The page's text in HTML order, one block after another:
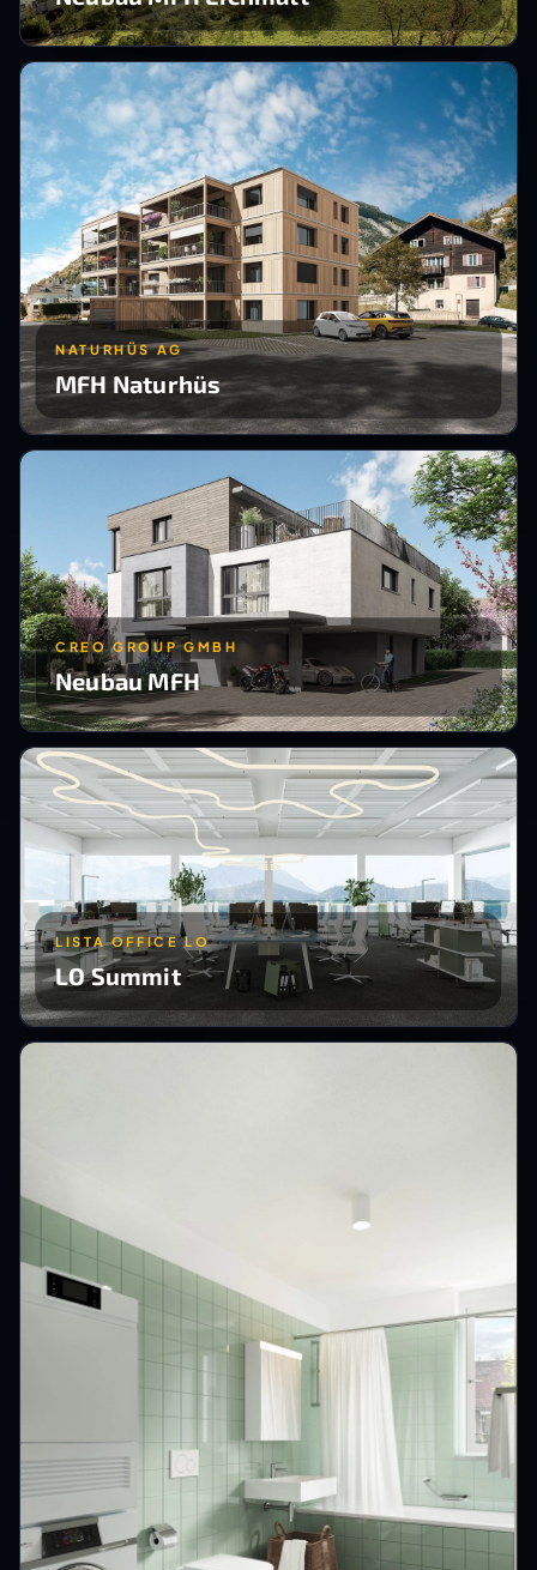
NATURHÜS AG
MFH Naturhüs
CREO GROUP GMBH
Neubau MFH
LISTA OFFICE LO
LO Summit